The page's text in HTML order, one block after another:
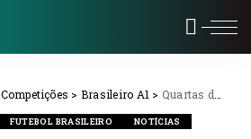
Competições > Brasileiro A1 > Quartas de final Brasileirão Feminino A1: Santos e Ferroviária vencem, Palmeiras empata
FUTEBOL BRASILEIRO NOTÍCIAS